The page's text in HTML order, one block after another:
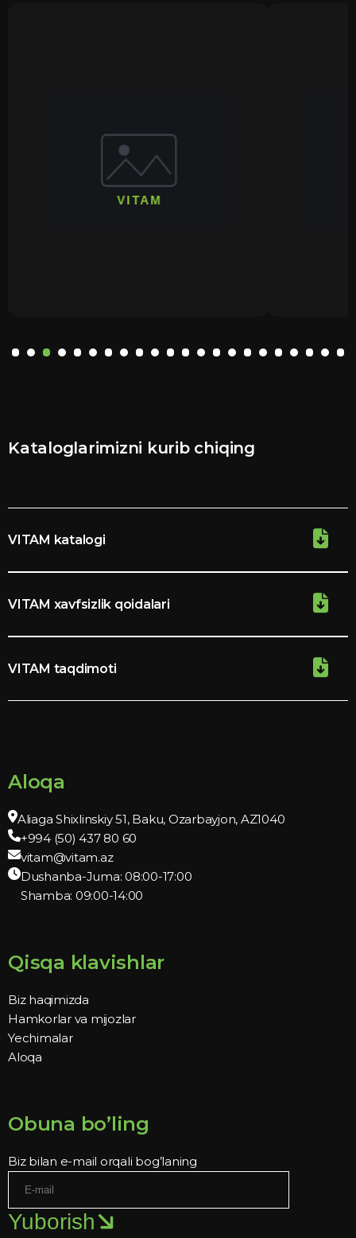
Kataloglarimizni kurib chiqing
VITAM katalogi
VITAM xavfsizlik qoidalari
VITAM taqdimoti
Aloqa
Aliaga Shixlinskiy 51, Baku, Ozarbayjon, AZ1040
+994 (50) 437 80 60
vitam@vitam.az
Dushanba-Juma: 08:00-17:00
Shamba: 09:00-14:00
Qisqa klavishlar
Biz haqimizda
Hamkorlar va mijozlar
Yechimalar
Aloqa
Obuna bo’ling
Biz bilan e-mail orqali bog’laning
Yuborish